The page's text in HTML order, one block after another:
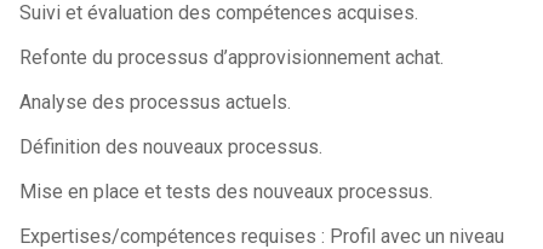
Suivi et évaluation des compétences acquises.
Refonte du processus d’approvisionnement achat.
Analyse des processus actuels.
Définition des nouveaux processus.
Mise en place et tests des nouveaux processus.
Expertises/compétences requises : Profil avec un niveau